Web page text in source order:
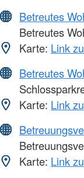
Betreutes
Betreutes
Karte: Link
Betreutes
Karte: Link
Karte: Link